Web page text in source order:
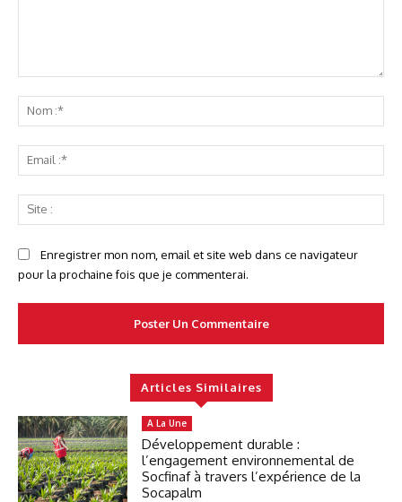
:*
:*
:
Enregistrer mon nom, email et site web dans ce navigateur
pour la prochaine fois que je commenterai.
Articles Similaires
A La Une
Développement durable :
l’engagement environnemental de
Socfinaf à travers l’expérience de la
Socapalm